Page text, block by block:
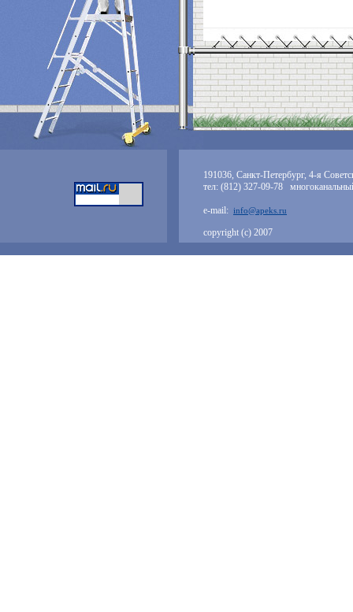
191036, Санкт-Петербург, 4-я
тел: (812) 327-09-78
e-mail: info@apeks.ru
copyright (с) 2007